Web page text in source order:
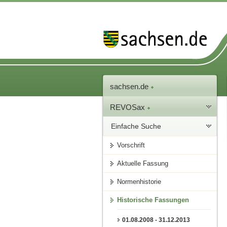
sachsen.de
REVOSax
Einfache Suche
Vorschrift
Aktuelle Fassung
Normenhistorie
Historische Fassungen
01.08.2008 - 31.12.2013